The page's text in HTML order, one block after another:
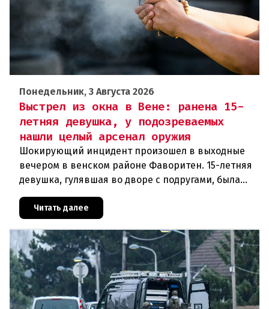
Понедельник, 3 Августа 2026
Выстрел из окна в Вене: ранена 15-
летняя девушка, у подозреваемых
нашли целый арсенал оружия
Шокирующий инцидент произошел в выходные
вечером в венском районе Фаворитен. 15-летняя
девушка, гулявшая во дворе с подругами, была
ранена выстрелом из пневматического оружия.
Полиция задержала двух п
Читать далее